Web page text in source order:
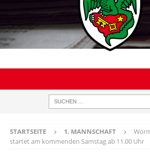
STARTSEITE 1. MANNSCHAFT
startet am kommenden Samstag ab 11.00 Uhr